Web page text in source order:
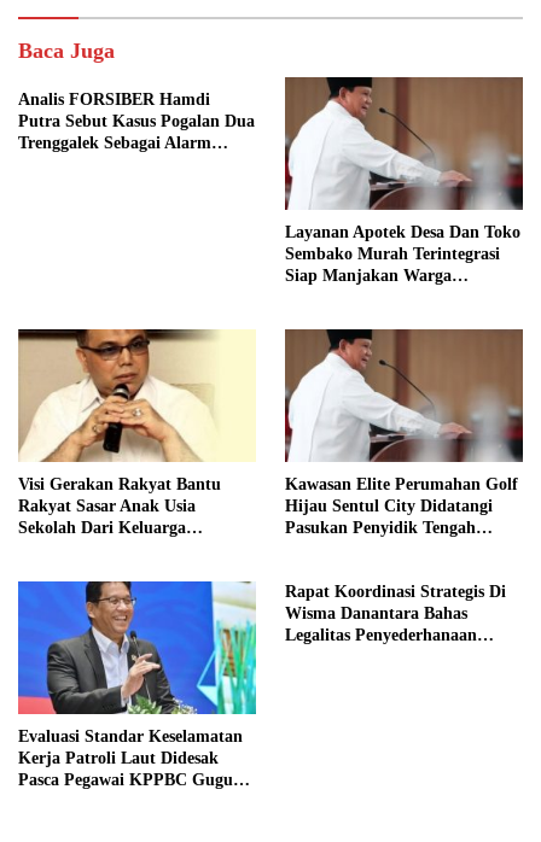
Baca Juga
Analis FORSIBER Hamdi
Putra Sebut Kasus Pogalan Dua
Trenggalek Sebagai Alarm
Layanan Apotek Desa Dan Toko
Sembako Murah Terintegrasi
Siap Manjakan Warga
Visi Gerakan Rakyat Bantu
Rakyat Sasar Anak Usia
Sekolah Dari Keluarga
Kawasan Elite Perumahan Golf
Hijau Sentul City Didatangi
Pasukan Penyidik Tengah
Evaluasi Standar Keselamatan
Kerja Patroli Laut Didesak
Pasca Pegawai KPPBC Gugur
Rapat Koordinasi Strategis Di
Wisma Danantara Bahas
Legalitas Penyederhanaan